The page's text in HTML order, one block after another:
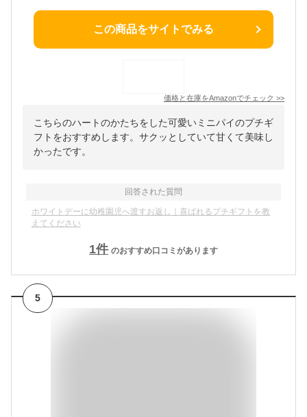
この商品をサイトでみる
価格と在庫をAmazonでチェック >>
こちらのハートのかたちをした可愛いミニパイのプチギ
フトをおすすめします。サクッとしていて甘くて美味し
かったです。
回答された質問
ホワイトデーに幼稚園児へ渡すお返し｜喜ばれるプチギフトを教
えてください
1件 のおすすめ口コミがあります
5